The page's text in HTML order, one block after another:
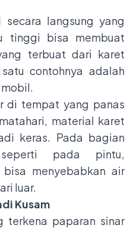
secara langsung yang
tinggi bisa membuat
terbuat dari karet
contohnya adalah
di tempat yang panas
material karet
keras. Pada bagian
pada pintu,
menyebabkan air
luar.
Kusam
terkena paparan sinar